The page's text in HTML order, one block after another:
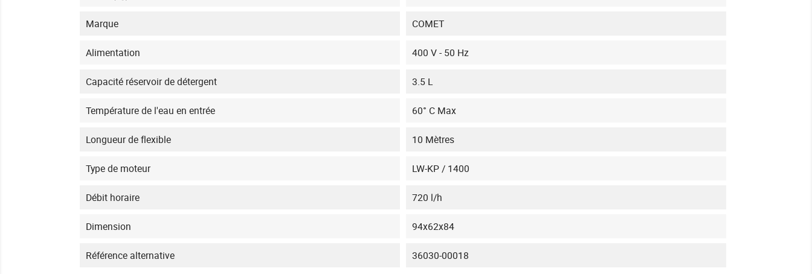
Marque COMET
Alimentation 400 V - 50 Hz
Capacité réservoir de détergent 3.5 L
Température de l'eau en entrée 60° C Max
Longueur de flexible 10 Mètres
Type de moteur LW-KP / 1400
Débit horaire 720 l/h
Dimension 94x62x84
Référence alternative 36030-00018